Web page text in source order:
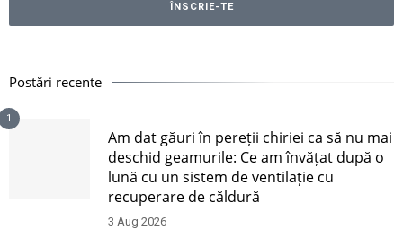
Postări recente
1
Am dat găuri în pereții chiriei ca să nu mai
deschid geamurile: Ce am învățat după o
lună cu un sistem de ventilație cu
recuperare de căldură
3 Aug 2026